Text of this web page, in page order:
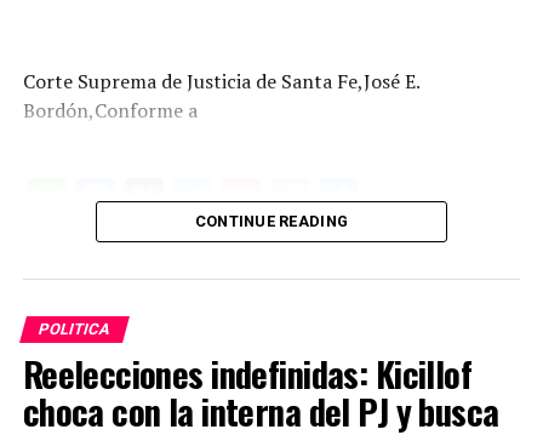
Corte Suprema de Justicia de Santa Fe,José E.
Bordón,Conforme a
W
at
s
A
p
F
a
ce
b
o
o
X T
el
e
a
m
G
m
ail
C
o
py
n
k
C
o
m
ar
tir
CONTINUE READING
POLITICA
Reelecciones indefinidas: Kicillof
choca con la interna del PJ y busca